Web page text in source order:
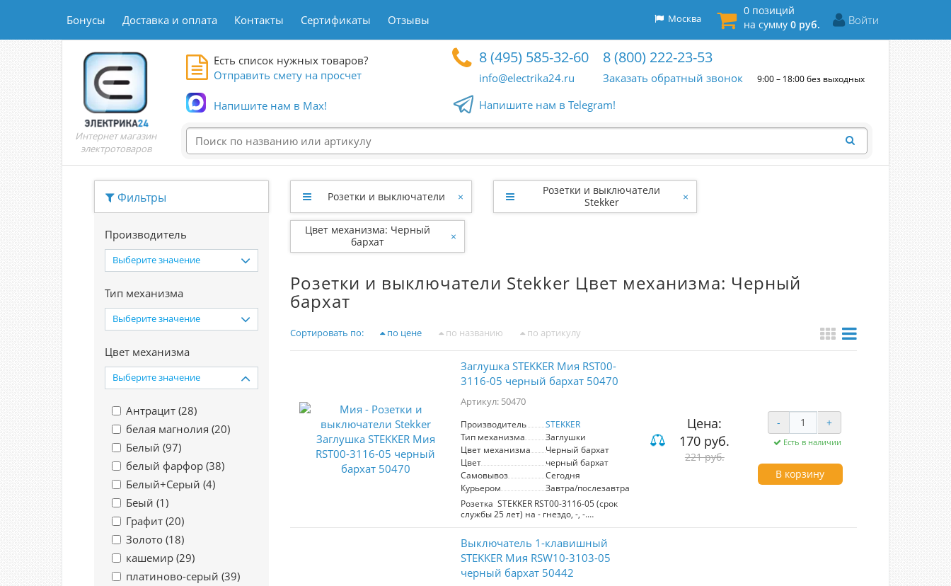
Бонусы Доставка и оплата Контакты Сертификаты Отзывы Войти
0 позиций
на сумму 0 руб.
Москва
Интернет магазин
электротоваров
Есть список нужных товаров?
Отправить смету на просчет
Напишите нам в Max!
8 (495) 585-32-60
info@electrika24.ru
8 (800) 222-23-53
Заказать обратный звонок 9:00 – 18:00 без выходных
Напишите нам в Telegram!
Фильтры
Производитель
Выберите значение
Тип механизма
Выберите значение
Цвет механизма
Выберите значение
Антрацит (28)
белая магнолия (20)
Белый (97)
белый фарфор (38)
Белый+Серый (4)
Беый (1)
Графит (20)
Золото (18)
кашемир (29)
платиново-серый (39)
Розетки и выключатели ×
Розетки и выключатели
Stekker
×
Цвет механизма: Черный
бархат
×
Розетки и выключатели Stekker Цвет механизма: Черный
бархат
Сортировать по: по цене по названию по артикулу
Заглушка STEKKER Мия RST00-
3116-05 черный бархат 50470
Артикул: 50470
Производитель
STEKKER
Тип механизма
Заглушки
Цвет механизма
Черный бархат
Цвет
черный бархат
Самовывоз
Сегодня
Курьером
Завтра/послезавтра
Розетка STEKKER RST00-3116-05 (срок
службы 25 лет) на - гнездо, -, -.
Материал: поликарбонат, цвет черный
Номинальное напряжение 250,
номинальный ток -, диапазон рабочих
температур 0..+35°C, IP20
Цена:
170 руб.
221 руб.
- +
Есть в наличии
В корзину
Выключатель 1-клавишный
STEKKER Мия RSW10-3103-05
черный бархат 50442